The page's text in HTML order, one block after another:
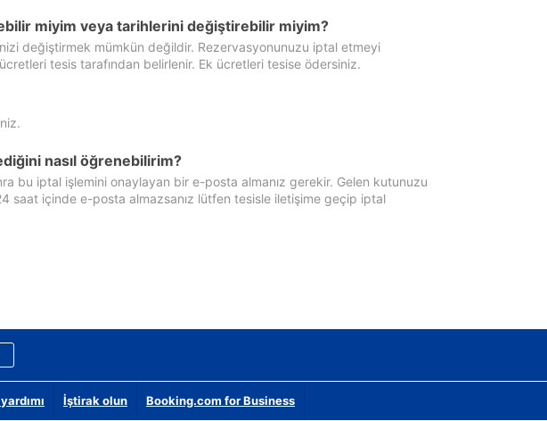
miyim veya tarihlerini değiştirebilir miyim?
değiştirmek mümkün değildir. Rezervasyonunuzu iptal etmeyi
tesis tarafından belirlenir. Ek ücretleri tesise ödersiniz.
nasıl öğrenebilirim?
bu iptal işlemini onaylayan bir e-posta almanız gerekir. Gelen kutunuzu
saat içinde e-posta almazsanız lütfen tesisle iletişime geçip iptal
İştirak olun Booking.com for Business